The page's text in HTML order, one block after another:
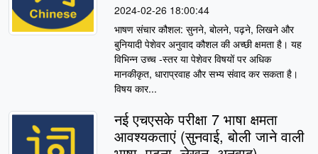
2024-02-26 18:00:44
भाषण संचार कौशल: सुनने, बोलने, पढ़ने, लिखने और
बुनियादी पेशेवर अनुवाद कौशल की अच्छी क्षमता है। यह
विभिन्न उच्च -स्तर या पेशेवर विषयों पर अधिक
मानकीकृत, धाराप्रवाह और सभ्य संवाद कर सकता है।
विषय कार...
नई एचएसके परीक्षा 7 भाषा क्षमता
आवश्यकताएं (सुनवाई, बोली जाने वाली